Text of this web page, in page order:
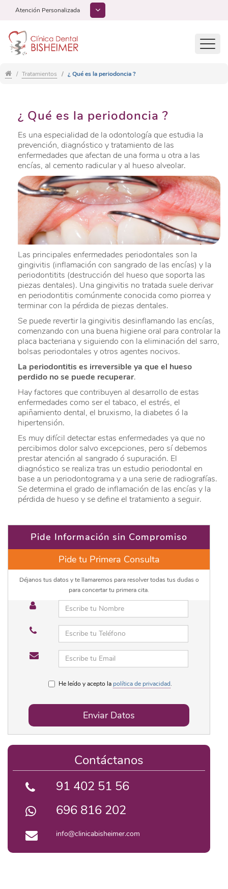
Atención Personalizada
Tratamientos ¿ Qué es la periodoncia ?
¿ Qué es la periodoncia ?
Es una especialidad de la odontología que estudia la
prevención, diagnóstico y tratamiento de las
enfermedades que afectan de una forma u otra a las
encías, al cemento radicular y al hueso alveolar.
Las principales enfermedades periodontales son la
gingivitis (inflamación con sangrado de las encías) y la
periodontitits (destrucción del hueso que soporta las
piezas dentales). Una gingivitis no tratada suele derivar
en periodontitis comúnmente conocida como piorrea y
terminar con la pérdida de piezas dentales.
Se puede revertir la gingivitis desinflamando las encías,
comenzando con una buena higiene oral para controlar la
placa bacteriana y siguiendo con la eliminación del sarro,
bolsas periodontales y otros agentes nocivos.
La periodontitis es irreversible ya que el hueso
perdido no se puede recuperar.
Hay factores que contribuyen al desarrollo de estas
enfermedades como ser el tabaco, el estrés, el
apiñamiento dental, el bruxismo, la diabetes ó la
hipertensión.
Es muy difícil detectar estas enfermedades ya que no
percibimos dolor salvo excepciones, pero sí debemos
prestar atención al sangrado ó supuración. El
diagnóstico se realiza tras un estudio periodontal en
base a un periodontograma y a una serie de radiografías.
Se determina el grado de inflamación de las encías y la
pérdida de hueso y se define el tratamiento a seguir.
Pide Información sin Compromiso
Pide tu Primera Consulta
Déjanos tus datos y te llamaremos para resolver todas tus dudas o
para concertar tu primera cita.
He leído y acepto la política de privacidad.
Enviar Datos
Contáctanos
91 402 51 56
696 816 202
info@clinicabisheimer.com